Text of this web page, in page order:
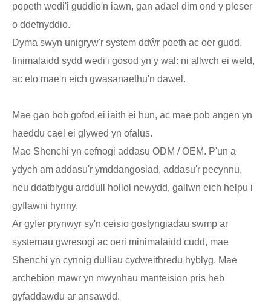
popeth wedi'i guddio'n iawn, gan adael dim ond y pleser
o ddefnyddio.
Dyma swyn unigryw'r system ddŵr poeth ac oer gudd,
finimalaidd sydd wedi'i gosod yn y wal: ni allwch ei weld,
ac eto mae'n eich gwasanaethu'n dawel.
Mae gan bob gofod ei iaith ei hun, ac mae pob angen yn
haeddu cael ei glywed yn ofalus.
Mae Shenchi yn cefnogi addasu ODM / OEM. P'un a
ydych am addasu'r ymddangosiad, addasu'r pecynnu,
neu ddatblygu arddull hollol newydd, gallwn eich helpu i
gyflawni hynny.
Ar gyfer prynwyr sy'n ceisio gostyngiadau swmp ar
systemau gwresogi ac oeri minimalaidd cudd, mae
Shenchi yn cynnig dulliau cydweithredu hyblyg. Mae
archebion mawr yn mwynhau manteision pris heb
gyfaddawdu ar ansawdd.